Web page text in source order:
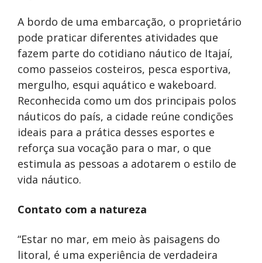
A bordo de uma embarcação, o proprietário
pode praticar diferentes atividades que
fazem parte do cotidiano náutico de Itajaí,
como passeios costeiros, pesca esportiva,
mergulho, esqui aquático e wakeboard.
Reconhecida como um dos principais polos
náuticos do país, a cidade reúne condições
ideais para a prática desses esportes e
reforça sua vocação para o mar, o que
estimula as pessoas a adotarem o estilo de
vida náutico.
Contato com a natureza
“Estar no mar, em meio às paisagens do
litoral, é uma experiência de verdadeira